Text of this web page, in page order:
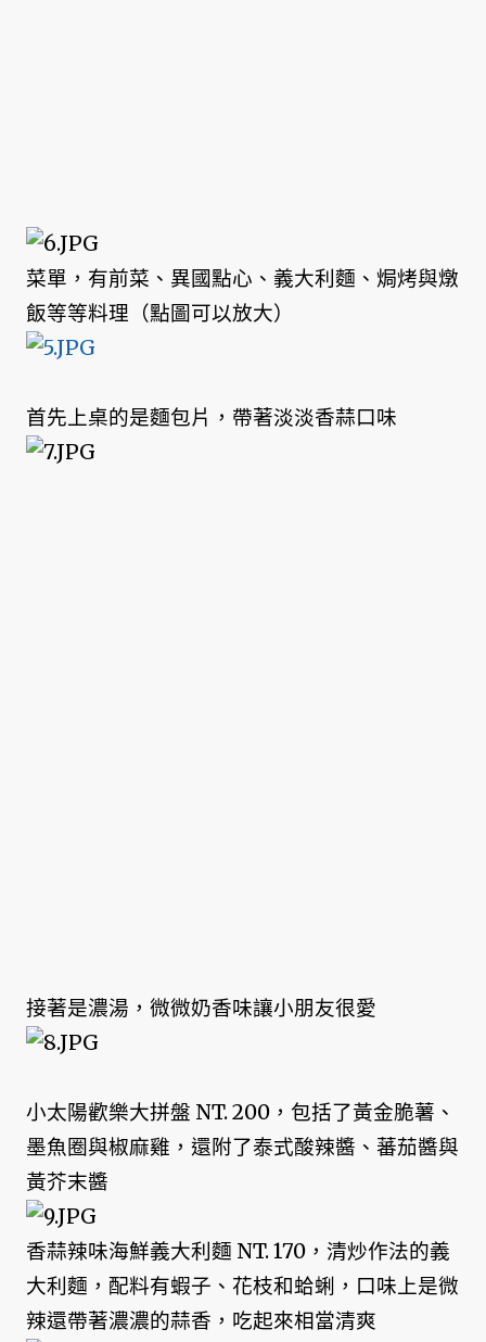
菜單，有前菜、異國點心、義大利麵、焗烤與燉
飯等等料理（點圖可以放大）
首先上桌的是麵包片，帶著淡淡香蒜口味
接著是濃湯，微微奶香味讓小朋友很愛
小太陽歡樂大拼盤 NT. 200，包括了黃金脆薯、
墨魚圈與椒麻雞，還附了泰式酸辣醬、蕃茄醬與
黃芥末醬
香蒜辣味海鮮義大利麵 NT. 170，清炒作法的義
大利麵，配料有蝦子、花枝和蛤蜊，口味上是微
辣還帶著濃濃的蒜香，吃起來相當清爽